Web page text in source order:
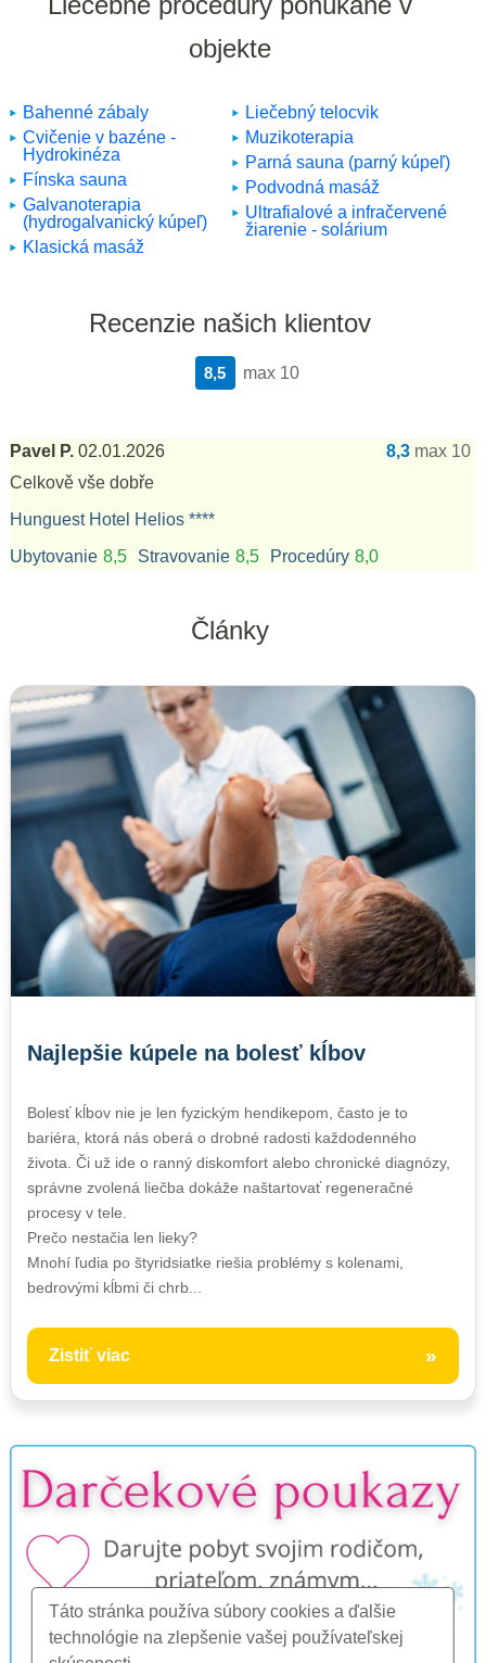
Táto stránka používa súbory cookies a ďalšie
technológie na zlepšenie vašej používateľskej
objekte
Bahenné zábaly
Cvičenie v bazéne -
Hydrokinéza
Fínska sauna
Galvanoterapia
(hydrogalvanický kúpeľ)
Klasická masáž
Liečebný telocvik
Muzikoterapia
Parná sauna (parný kúpeľ)
Podvodná masáž
Ultrafialové a infračervené
žiarenie - solárium
Recenzie našich klientov
max 10
8,5
Pavel P. 02.01.2026 8,3 max 10
Celkově vše dobře
Hunguest Hotel Helios ****
Ubytovanie 8,5 Stravovanie 8,5 Procedúry 8,0
Články
Najlepšie kúpele na bolesť kĺbov
Bolesť kĺbov nie je len fyzickým hendikepom, často je to
bariéra, ktorá nás oberá o drobné radosti každodenného
života. Či už ide o ranný diskomfort alebo chronické diagnózy,
správne zvolená liečba dokáže naštartovať regeneračné
procesy v tele.
Prečo nestačia len lieky?
Mnohí ľudia po štyridsiatke riešia problémy s kolenami,
bedrovými kĺbmi či chrb...
Zistiť viac »